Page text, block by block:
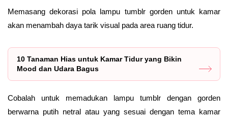
Memasang dekorasi pola lampu tumblr gorden untuk kamar
akan menambah daya tarik visual pada area ruang tidur.
10 Tanaman Hias untuk Kamar Tidur yang Bikin
Mood dan Udara Bagus
Cobalah untuk memadukan lampu tumblr dengan gorden
berwarna putih netral atau yang sesuai dengan tema kamar